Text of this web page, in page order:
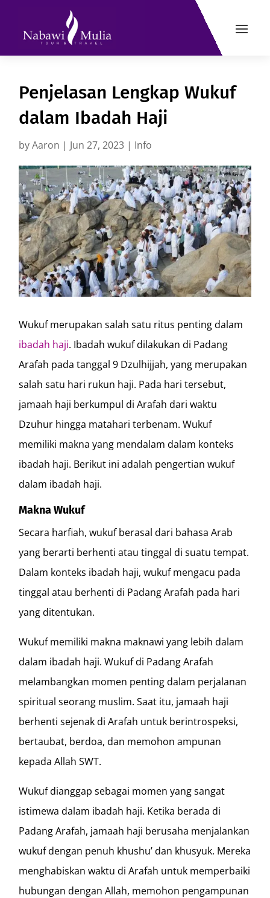
Penjelasan Lengkap Wukuf
dalam Ibadah Haji
byAaron | Jun 27, 2023 | Info
Wukuf merupakan salah satu ritus penting dalam
ibadah haji. Ibadah wukuf dilakukan di Padang
Arafah pada tanggal 9 Dzulhijjah, yang merupakan
salah satu hari rukun haji. Pada hari tersebut,
jamaah haji berkumpul di Arafah dari waktu
Dzuhur hingga matahari terbenam. Wukuf
memiliki makna yang mendalam dalam konteks
ibadah haji. Berikut ini adalah pengertian wukuf
dalam ibadah haji.
Makna Wukuf
Secara harfiah, wukuf berasal dari bahasa Arab
yang berarti berhenti atau tinggal di suatu tempat.
Dalam konteks ibadah haji, wukuf mengacu pada
tinggal atau berhenti di Padang Arafah pada hari
yang ditentukan.
Wukuf memiliki makna maknawi yang lebih dalam
dalam ibadah haji. Wukuf di Padang Arafah
melambangkan momen penting dalam perjalanan
spiritual seorang muslim. Saat itu, jamaah haji
berhenti sejenak di Arafah untuk berintrospeksi,
bertaubat, berdoa, dan memohon ampunan
kepada Allah SWT.
Wukuf dianggap sebagai momen yang sangat
istimewa dalam ibadah haji. Ketika berada di
Padang Arafah, jamaah haji berusaha menjalankan
wukuf dengan penuh khushu’ dan khusyuk. Mereka
menghabiskan waktu di Arafah untuk memperbaiki
hubungan dengan Allah, memohon pengampunan